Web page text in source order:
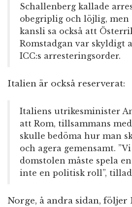
Schallenberg kallade
obegriplig och löjlig, men
kansli sa också att
Romstadgan var skyldigt
ICC:s arresteringsorder.
Italien är också reserverat:
Italiens utrikesminister
att Rom, tillsammans
skulle bedöma hur man
och agera gemensamt.
domstolen måste spela
inte en politisk roll”,
Norge, å andra sidan, följer